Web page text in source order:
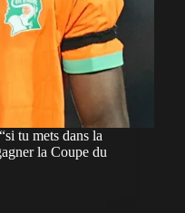
tu mets dans la
la Coupe du